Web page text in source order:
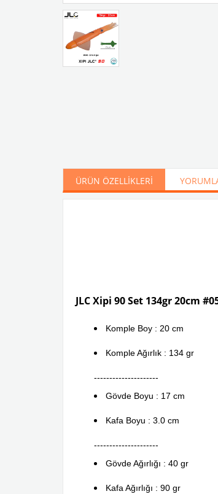
ÜRÜN ÖZELLIKLERI
JLC Xipi 90 Set 134gr 20cm
Komple Boy : 20 cm
Komple Ağırlık : 134 gr
---------------------
Gövde Boyu : 17 cm
Kafa Boyu : 3.0 cm
---------------------
Gövde Ağırlığı : 40 gr
Kafa Ağırlığı : 90 gr